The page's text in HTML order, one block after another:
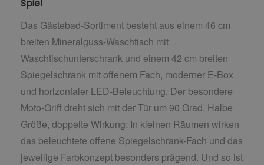
Spiel
Das Gästebad-Sortiment besteht aus einem 46 cm
breiten Mineralguss-Waschtisch mit
Waschtischunterschrank und einem 42 cm breiten
Spiegelschrank mit offenem Fach, moderner E-Box
und horizontaler LED-Beleuchtung. Der besondere
Moto-Griff dreht sich mit der Tür um 90 Grad. Halbe
Größe, doppelte Wirkung: In kleinen Räumen wirken
das beleuchtete offene Spiegelschrank-Fach und das
jeweilige Farbkonzept besonders prägend. Und so ist